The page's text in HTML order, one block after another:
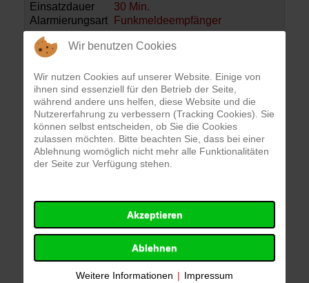
Einsatzdauer
30 Min.
Alarmierungsart
Funkmeldeempfänger
Eine Person befand sich hinter verschlossener
Wohnungstür in einer Notsituation. Wir verschafften
uns Zugang und unterstützten den Rettungsdienst
bei der Versorgung.
Einsatzkräfte
Mehrzweckfahrzeug "Florian Eichstätt 11/1"
Drehleiter "Florian Eichstätt 30/1"
Wir benutzen Cookies
Wir nutzen Cookies auf unserer Website. Einige von
ihnen sind essenziell für den Betrieb der Seite,
während andere uns helfen, diese Website und die
Nutzererfahrung zu verbessern (Tracking Cookies). Sie
können selbst entscheiden, ob Sie die Cookies
zulassen möchten. Bitte beachten Sie, dass bei einer
Ablehnung womöglich nicht mehr alle Funktionalitäten
der Seite zur Verfügung stehen.
Akzeptieren
Ablehnen
Weitere Informationen | Impressum